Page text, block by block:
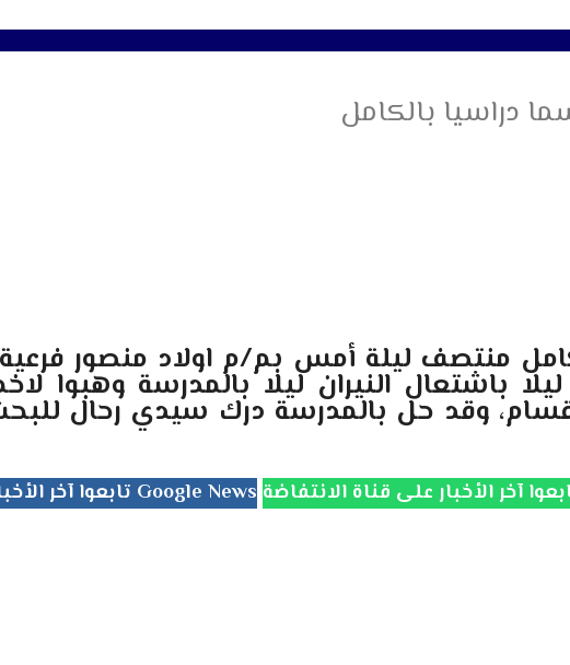
دراسيا بالكامل
منتصف ليلة أمس بم/م اولاد منصور
،حيث فوجئ السكان حوالي 12 ليلا باشتعال النيران ليلا
وقد حل بالمدرسة درك سيدي رحال
تابعوا آخر الأخبار من جريدة الانتفاضة على Google News